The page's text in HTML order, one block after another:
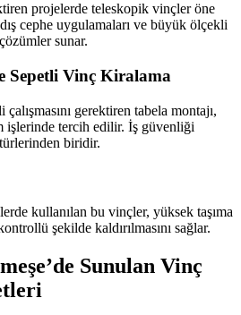
projelerde teleskopik vinçler öne
cephe uygulamaları ve büyük ölçekli
sunar.
Sepetli Vinç Kiralama
gerektiren tabela montajı,
işlerinde tercih edilir. İş güvenliği
türlerinden biridir.
kullanılan bu vinçler, yüksek taşıma
şekilde kaldırılmasını sağlar.
Sunulan Vinç